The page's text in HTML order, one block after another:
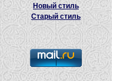
Новый стиль
Старый стиль